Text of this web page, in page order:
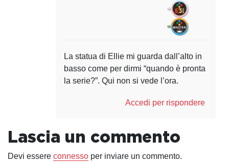
La statua di Ellie mi guarda dall’alto in
basso come per dirmi “quando è pronta
la serie?”. Qui non si vede l’ora.
Accedi per rispondere
Lascia un commento
Devi essere connesso per inviare un commento.